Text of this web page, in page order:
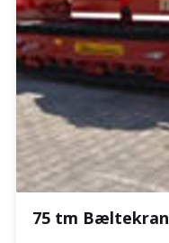
75 tm Bæltekran